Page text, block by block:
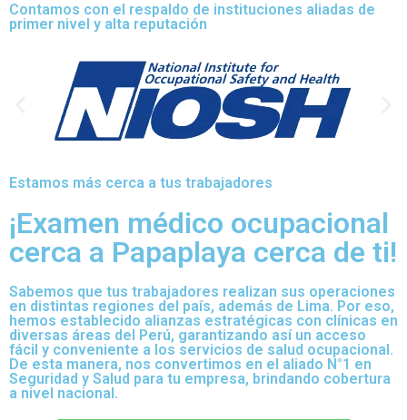
Contamos con el respaldo de instituciones aliadas de
primer nivel y alta reputación
Estamos más cerca a tus trabajadores
¡Examen médico ocupacional
cerca a Papaplaya cerca de ti!
Sabemos que tus trabajadores realizan sus operaciones
en distintas regiones del país, además de Lima. Por eso,
hemos establecido alianzas estratégicas con clínicas en
diversas áreas del Perú, garantizando así un acceso
fácil y conveniente a los servicios de salud ocupacional.
De esta manera, nos convertimos en el aliado N°1 en
Seguridad y Salud para tu empresa, brindando cobertura
a nivel nacional.